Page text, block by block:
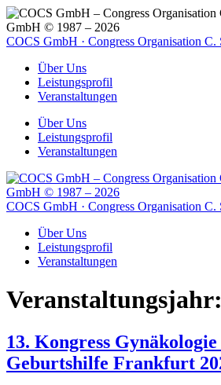
COCS GmbH · Congress Organisation C.
Über Uns
Leistungsprofil
Veranstaltungen
Über Uns
Leistungsprofil
Veranstaltungen
COCS GmbH · Congress Organisation C.
Über Uns
Leistungsprofil
Veranstaltungen
Veranstaltungsjahr:
13. Kongress
Geburtshilfe Frankfurt